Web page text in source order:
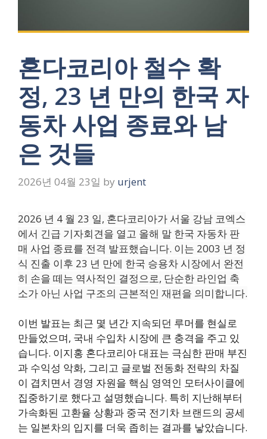
혼다코리아 철수 확
정, 23 년 만의 한국 자
동차 사업 종료와 남
은 것들
2026년 04월 23일 by urjent
2026 년 4 월 23 일, 혼다코리아가 서울 강남 코엑스
에서 긴급 기자회견을 열고 올해 말 한국 자동차 판
매 사업 종료를 전격 발표했습니다. 이는 2003 년 정
식 진출 이후 23 년 만에 한국 승용차 시장에서 완전
히 손을 떼는 역사적인 결정으로, 단순한 라인업 축
소가 아닌 사업 구조의 근본적인 재편을 의미합니다.
이번 발표는 최근 몇 년간 지속되던 루머를 현실로
만들었으며, 국내 수입차 시장에 큰 충격을 주고 있
습니다. 이지홍 혼다코리아 대표는 극심한 판매 부진
과 수익성 악화, 그리고 글로벌 전동화 전략의 차질
이 겹치면서 경영 자원을 핵심 영역인 모터사이클에
집중하기로 했다고 설명했습니다. 특히 지난해부터
가속화된 고환율 상황과 중국 전기차 브랜드의 공세
는 일본차의 입지를 더욱 좁히는 결과를 낳았습니다.